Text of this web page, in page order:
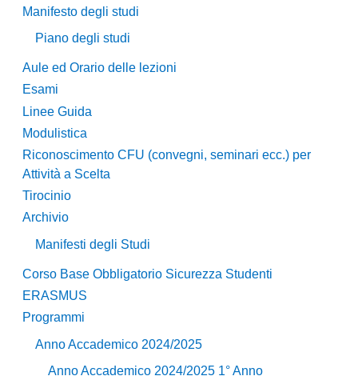
Manifesto degli studi
Piano degli studi
Aule ed Orario delle lezioni
Esami
Linee Guida
Modulistica
Riconoscimento CFU (convegni, seminari ecc.) per
Attività a Scelta
Tirocinio
Archivio
Manifesti degli Studi
Corso Base Obbligatorio Sicurezza Studenti
ERASMUS
Programmi
Anno Accademico 2024/2025
Anno Accademico 2024/2025 1° Anno